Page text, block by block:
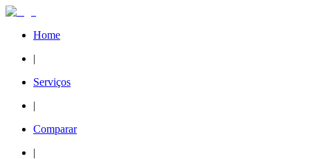
Home
|
Serviços
|
Comparar
|